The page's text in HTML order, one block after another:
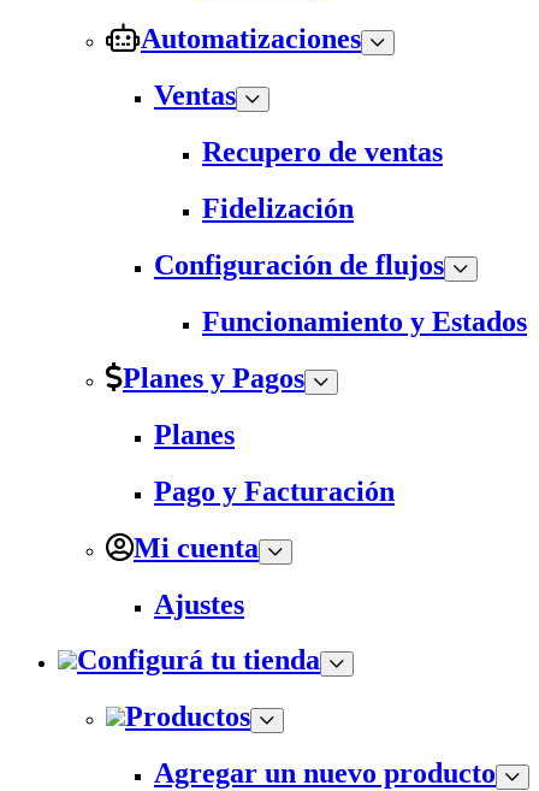
Automatizaciones
Ventas
Recupero de ventas
Fidelización
Configuración de flujos
Funcionamiento y Estados
Planes y Pagos
Planes
Pago y Facturación
Mi cuenta
Ajustes
Configurá tu tienda
Productos
Agregar un nuevo producto